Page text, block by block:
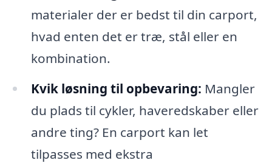
materialer der er bedst til din carport,
hvad enten det er træ, stål eller en
kombination.
Kvik løsning til opbevaring: Mangler
du plads til cykler, haveredskaber eller
andre ting? En carport kan let
tilpasses med ekstra